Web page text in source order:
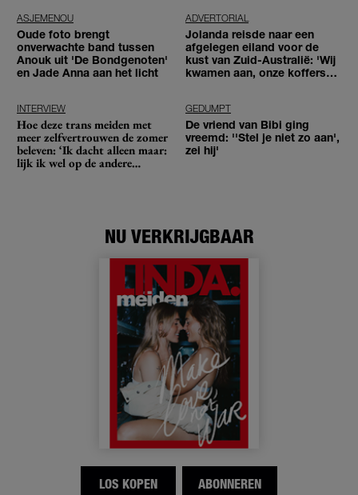
ASJEMENOU
Oude foto brengt
onverwachte band tussen
Anouk uit 'De Bondgenoten'
en Jade Anna aan het licht
ADVERTORIAL
Jolanda reisde naar een
afgelegen eiland voor de
kust van Zuid-Australië: 'Wij
kwamen aan, onze koffers
INTERVIEW
Hoe deze trans meiden met
meer zelfvertrouwen de zomer
beleven: ‘Ik dacht alleen maar:
lijk ik wel op de andere
meiden?’
GEDUMPT
De vriend van Bibi ging
vreemd: ''Stel je niet zo aan',
zei hij'
NU VERKRIJGBAAR
LOS KOPEN ABONNEREN